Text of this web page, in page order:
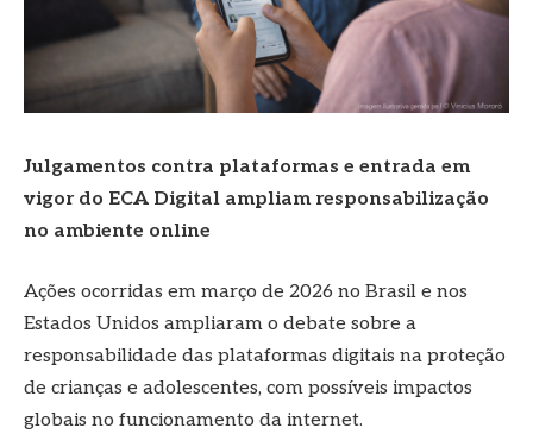
Julgamentos contra plataformas e entrada em
vigor do ECA Digital ampliam responsabilização
no ambiente online
Ações ocorridas em março de 2026 no Brasil e nos
Estados Unidos ampliaram o debate sobre a
responsabilidade das plataformas digitais na proteção
de crianças e adolescentes, com possíveis impactos
globais no funcionamento da internet.